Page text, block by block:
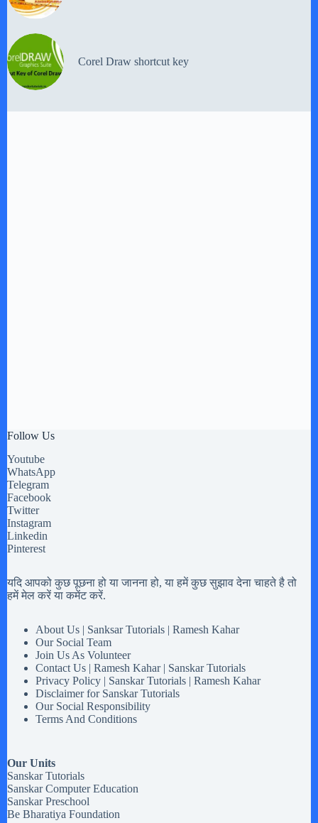
Corel Draw shortcut key
Follow Us
Youtube
WhatsApp
Telegram
Facebook
Twitter
Instagram
Linkedin
Pinterest
यदि आपको कुछ पूछना हो या जानना हो, या हमें कुछ सुझाव देना चाहते है तो
हमें मेल करें या कमेंट करें.
About Us | Sanksar Tutorials | Ramesh Kahar
Our Social Team
Join Us As Volunteer
Contact Us | Ramesh Kahar | Sanskar Tutorials
Privacy Policy | Sanskar Tutorials | Ramesh Kahar
Disclaimer for Sanskar Tutorials
Our Social Responsibility
Terms And Conditions
Our Units
Sanskar Tutorials
Sanskar Computer Education
Sanskar Preschool
Be Bharatiya Foundation